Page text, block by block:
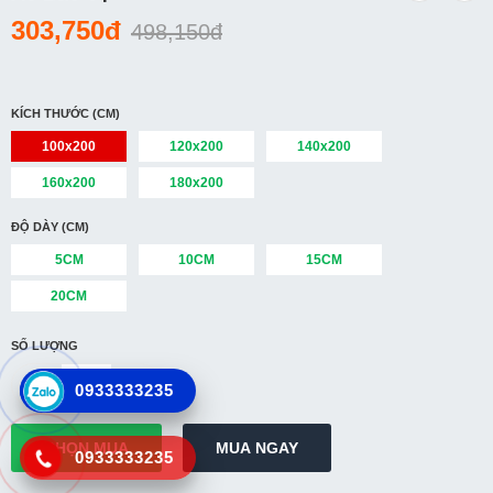
Cửa hàng
So sánh
303,750đ 498,150đ
KÍCH THƯỚC (CM)
100x200 120x200 140x200
160x200 180x200
ĐỘ DÀY (CM)
5CM 10CM 15CM
20CM
SỐ LƯỢNG
0933333235
0933333235